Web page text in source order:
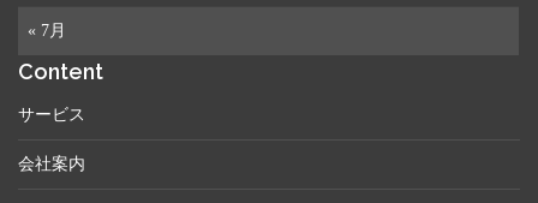
« 7月
Content
サービス
会社案内